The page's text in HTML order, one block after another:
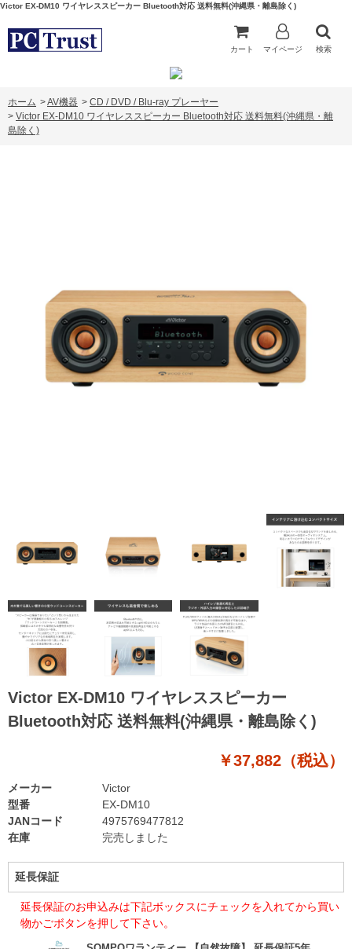
Victor EX-DM10 ワイヤレススピーカー Bluetooth対応 送料無料(沖縄県・離島除く)
カート マイページ 検索
ホーム >AV機器 > CD / DVD / Blu-ray プレーヤー
> Victor EX-DM10 ワイヤレススピーカー Bluetooth対応 送料無料(沖縄県・離
島除く)
Victor EX-DM10 ワイヤレススピーカー
Bluetooth対応 送料無料(沖縄県・離島除く)
￥37,882（税込）
型番
EX-DM10
JANコード
4975769477812
在庫
完売しました
メーカー Victor
延長保証
延長保証のお申込みは下記ボックスにチェックを入れてから買い
物かごボタンを押して下さい。